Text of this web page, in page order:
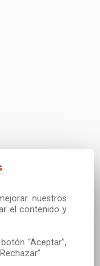
nuestros
el contenido y
“Aceptar”,